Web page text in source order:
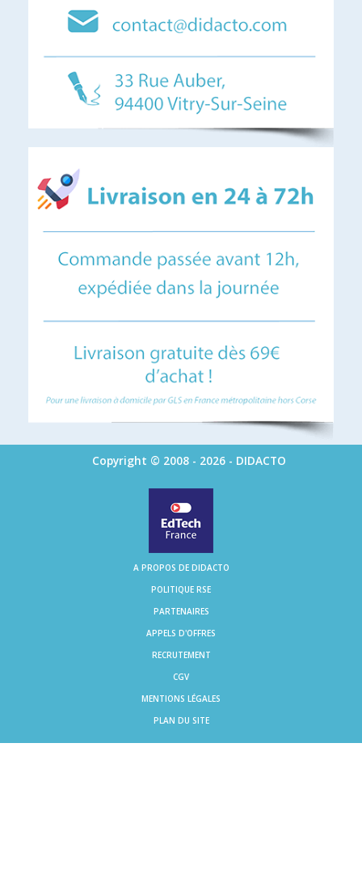
Copyright © 2008 - 2026 - DIDACTO
A PROPOS DE DIDACTO
POLITIQUE RSE
PARTENAIRES
APPELS D'OFFRES
RECRUTEMENT
CGV
MENTIONS LÉGALES
PLAN DU SITE